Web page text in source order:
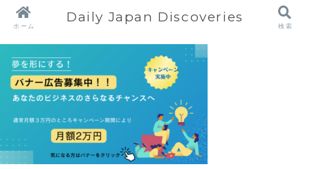
ホーム
Daily Japan Discoveries
検索